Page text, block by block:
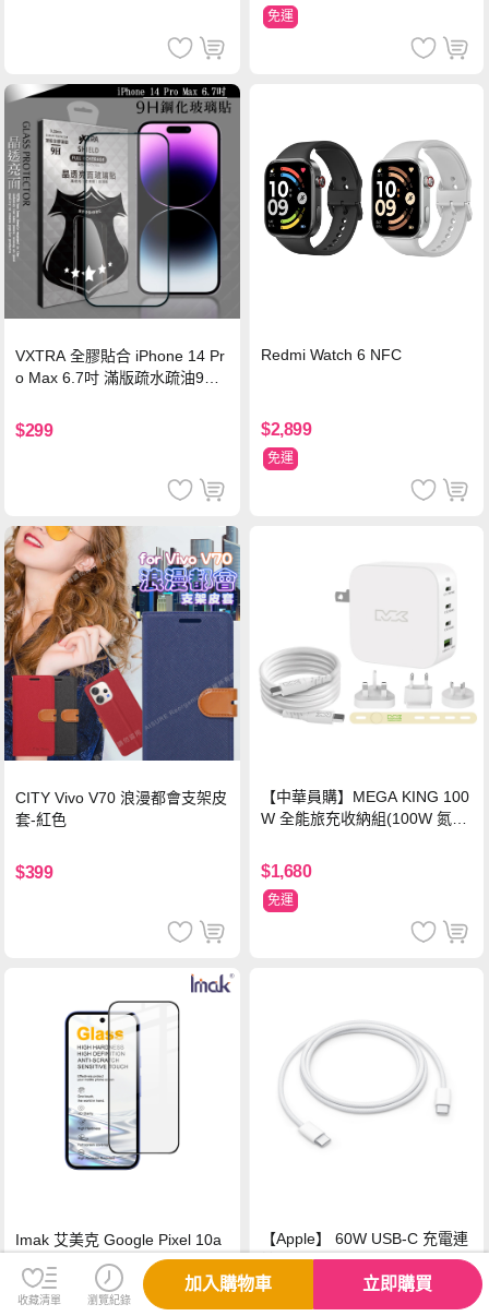
免運
VXTRA 全膠貼合 iPhone 14 Pr
o Max 6.7吋 滿版疏水疏油9H
$299
Redmi Watch 6 NFC
$2,899
免運
CITY Vivo V70 浪漫都會支架皮
套-紅色
$399
【中華員購】MEGA KING 100
W 全能旅充收納組(100W 氮化
萬國轉接器)
$1,680
免運
Imak 艾美克 Google Pixel 10a
鋼化玻璃貼(黑邊)(可指紋解鎖)
【Apple】 60W USB-C 充電連
接線 (1 公尺) 2024
收藏清單 瀏覽紀錄
加入購物車 立即購買